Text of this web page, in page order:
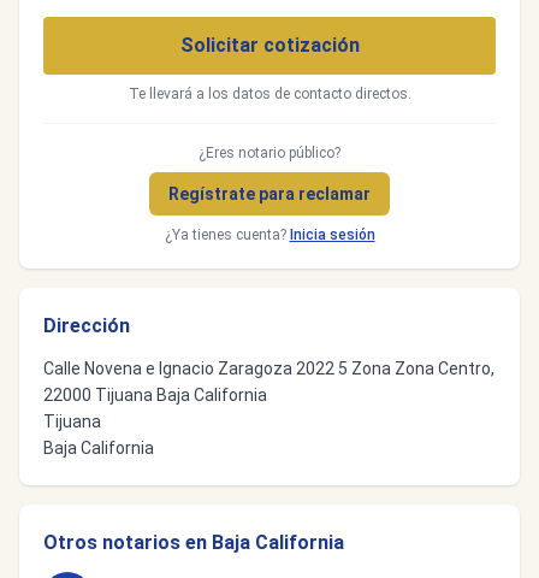
Solicitar cotización
Te llevará a los datos de contacto directos.
¿Eres notario público?
Regístrate para reclamar
¿Ya tienes cuenta? Inicia sesión
Dirección
Calle Novena e Ignacio Zaragoza 2022 5 Zona Zona Centro,
22000 Tijuana Baja California
Tijuana
Baja California
Otros notarios en Baja California